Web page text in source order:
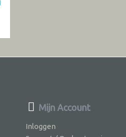
Mijn Account
Inloggen